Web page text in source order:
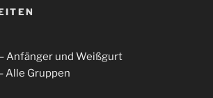
Anfänger und Weißgurt
Alle Gruppen